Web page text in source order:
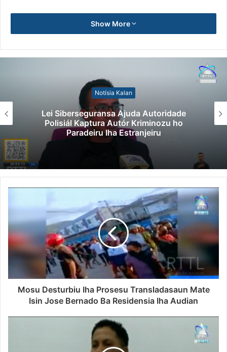
Show More
Notísia Kalan
Lei Siberseguransa Ajuda Autoridade
Polisiál Kaptura Autór Kriminozu ho
Paradeiru Iha Estranjeiru
Mosu Desturbiu Iha Prosesu Transladasaun Mate
Isin Jose Bernado Ba Residensia Iha Audian